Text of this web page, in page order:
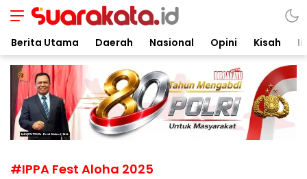
Suarakata.id
Kata Bicara Suara Bergerak
Berita Utama Daerah Nasional Opini Kisah
#IPPA Fest Aloha 2025